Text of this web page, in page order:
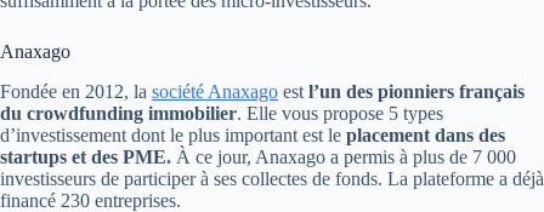
Anaxago
Fondée en 2012, la société Anaxago est l’un des pionniers français
du crowdfunding immobilier. Elle vous propose 5 types
d’investissement dont le plus important est le placement dans des
startups et des PME. À ce jour, Anaxago a permis à plus de 7 000
investisseurs de participer à ses collectes de fonds. La plateforme a déjà
financé 230 entreprises.